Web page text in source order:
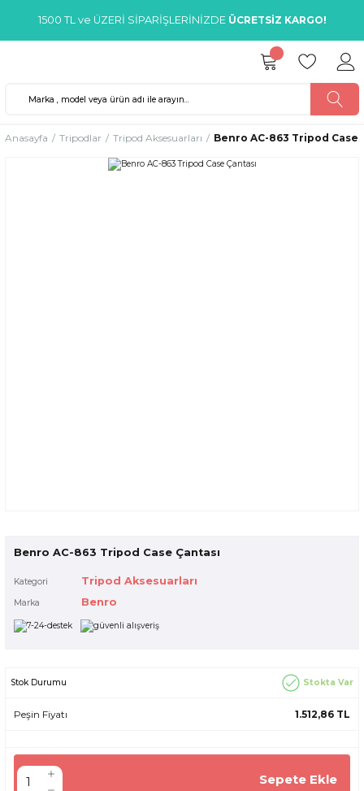
1500 TL ve ÜZERİ SİPARİŞLERİNİZDE ÜCRETSİZ KARGO!
Anasayfa Tripodlar Tripod Aksesuarları Benro AC-863 Tripod Case
Benro AC-863 Tripod Case Çantası
Kategori Tripod Aksesuarları
Marka Benro
Stok Durumu Stokta Var
Peşin Fiyatı 1.512,86 TL
Sepete Ekle